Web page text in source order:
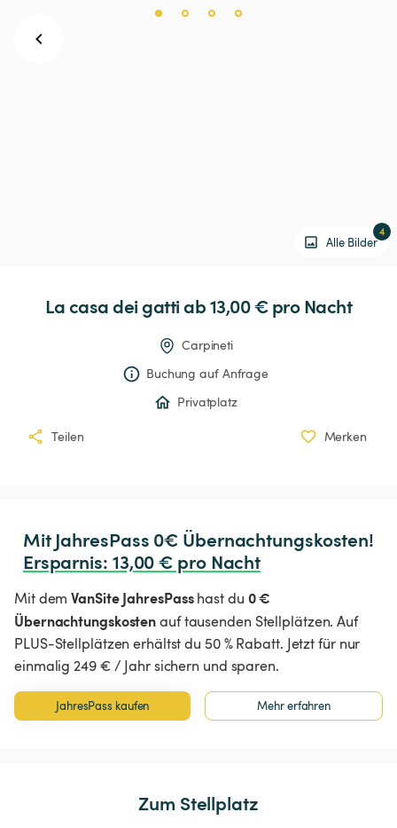
Alle Bilder
4
Lacasadeigatti ab 13,00 € pro Nacht
Carpineti
Buchung auf Anfrage
Privatplatz
Teilen Merken
Ersparnis: 13,00 € pro Nacht
Mit demVanSite JahresPasshast du 0 €
Übernachtungskostenauf tausenden Stellplätzen. Auf
PLUS-Stellplätzen erhältst du 50 % Rabatt. Jetzt für nur
einmalig 249 € / Jahr sichern und sparen.
JahresPass kaufen Mehr erfahren
Zum Stellplatz